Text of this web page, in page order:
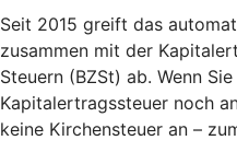
Seit 2015 greift das
zusammen mit der
Steuern (BZSt) ab. Wenn
Kapitalertragssteuer noch
keine Kirchensteuer an –